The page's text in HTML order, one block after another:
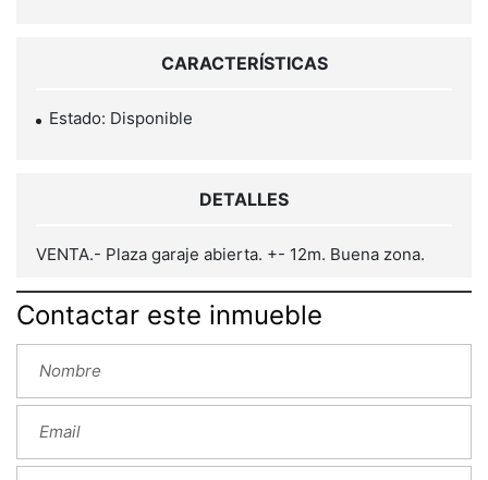
CARACTERÍSTICAS
Estado: Disponible
DETALLES
VENTA.- Plaza garaje abierta. +- 12m. Buena zona.
Contactar este inmueble